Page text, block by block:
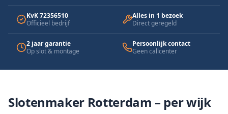
KvK 72356510
Officieel bedrijf
Alles in 1 bezoek
Direct geregeld
2 jaar garantie
Op slot & montage
Persoonlijk contact
Geen callcenter
Slotenmaker Rotterdam – per wijk